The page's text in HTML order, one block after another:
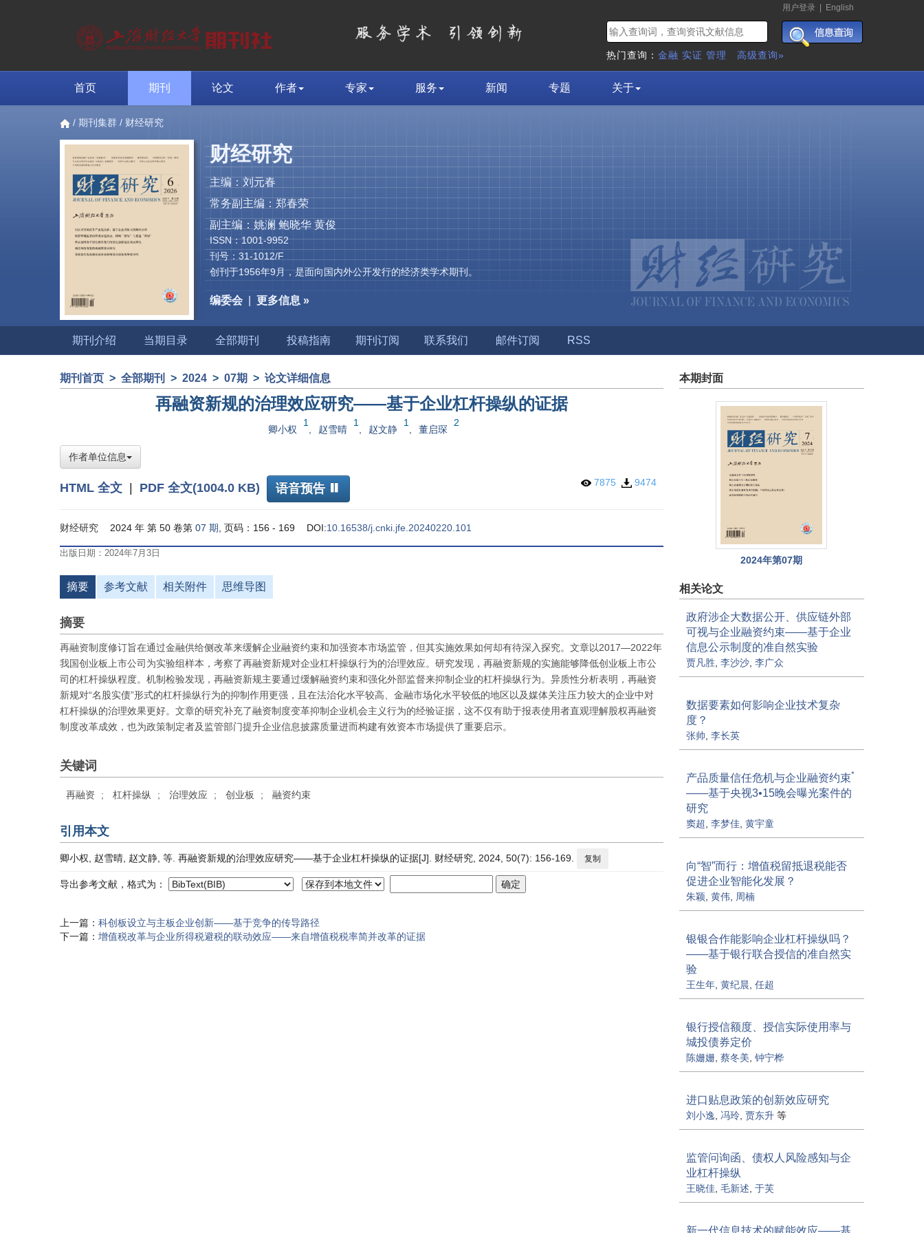
用户登录 English
热门查询： 金融 实证 管理 高级查询»
首页 期刊 论文 作者 专家 服务 新闻 专题 关于
/ 期刊集群 / 财经研究
财经研究
主编：刘元春
常务副主编：郑春荣
副主编：姚澜 鲍晓华 黄俊
ISSN：1001-9952
刊号：31-1012/F
创刊于1956年9月，是面向国内外公开发行的经济类学术期刊。
编委会 更多信息 »
期刊介绍 当期目录 全部期刊 投稿指南 期刊订阅 联系我们 邮件订阅 RSS
期刊首页 > 全部期刊 > 2024 > 07期 > 论文详细信息
再融资新规的治理效应研究——基于企业杠杆操纵的证据
卿小权
1
, 赵雪晴
1
, 赵文静
1
, 董启琛
2
作者单位信息
HTML 全文 PDF 全文(1004.0 KB) 语音预告 7875 9474
财经研究 2024 年 第 50 卷第 07 期 , 页码：156 - 169 DOI:10.16538/j.cnki.jfe.20240220.101
出版日期：2024年7月3日
摘要 参考文献 相关附件 思维导图
摘要
再融资制度修订旨在通过金融供给侧改革来缓解企业融资约束和加强资本市场监管，但其实施效果如何却有待深入探究。文章以2017—2022年
我国创业板上市公司为实验组样本，考察了再融资新规对企业杠杆操纵行为的治理效应。研究发现，再融资新规的实施能够降低创业板上市公
司的杠杆操纵程度。机制检验发现，再融资新规主要通过缓解融资约束和强化外部监督来抑制企业的杠杆操纵行为。异质性分析表明，再融资
新规对“名股实债”形式的杠杆操纵行为的抑制作用更强，且在法治化水平较高、金融市场化水平较低的地区以及媒体关注压力较大的企业中对
杠杆操纵的治理效果更好。文章的研究补充了融资制度变革抑制企业机会主义行为的经验证据，这不仅有助于报表使用者直观理解股权再融资
制度改革成效，也为政策制定者及监管部门提升企业信息披露质量进而构建有效资本市场提供了重要启示。
关键词
再融资 ; 杠杆操纵 ; 治理效应 ; 创业板 ; 融资约束
引用本文
卿小权, 赵雪晴, 赵文静, 等. 再融资新规的治理效应研究——基于企业杠杆操纵的证据[J]. 财经研究, 2024, 50(7): 156-169. 复制
导出参考文献，格式为：
上一篇： 科创板设立与主板企业创新——基于竞争的传导路径
下一篇： 增值税改革与企业所得税避税的联动效应——来自增值税税率简并改革的证据
本期封面
2024年第07期
相关论文
政府涉企大数据公开、供应链外部
可视与企业融资约束——基于企业
信息公示制度的准自然实验
贾凡胜, 李沙沙, 李广众
数据要素如何影响企业技术复杂
度？
张帅, 李长英
产品质量信任危机与企业融资约束*
——基于央视3•15晚会曝光案件的
研究
窦超, 李梦佳, 黄宇童
向“智”而行：增值税留抵退税能否
促进企业智能化发展？
朱颖, 黄伟, 周楠
银银合作能影响企业杠杆操纵吗？
——基于银行联合授信的准自然实
验
王生年, 黄纪晨, 任超
银行授信额度、授信实际使用率与
城投债券定价
陈姗姗, 蔡冬美, 钟宁桦
进口贴息政策的创新效应研究
刘小逸, 冯玲, 贾东升等
监管问询函、债权人风险感知与企
业杠杆操纵
王晓佳, 毛新述, 于芙